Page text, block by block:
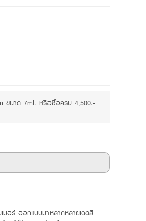
ขนาด 7ml. หรือซื้อครบ 4,500.-
มอร์ ออกแบบมาหลากหลายเฉดสี